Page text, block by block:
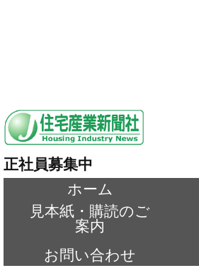
正社員募集中
ホーム
見本紙・購読のご
案内
お問い合わせ